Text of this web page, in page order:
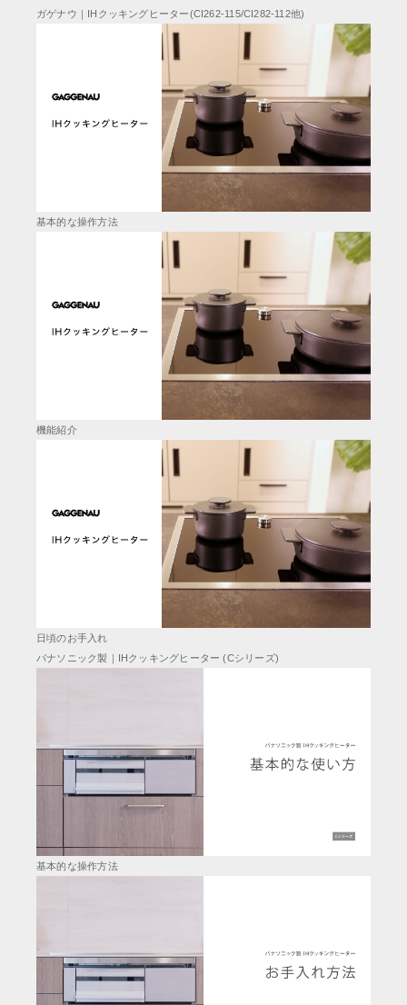
ガゲナウ｜IHクッキングヒーター(CI262-115/CI282-112他)
基本的な操作方法
機能紹介
日頃のお手入れ
パナソニック製｜IHクッキングヒーター (Cシリーズ)
基本的な操作方法